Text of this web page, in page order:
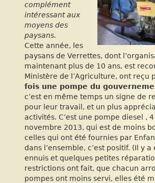
complément
intéressant aux
moyens des
paysans.
Cette année, les
paysans de Verrettes, dont
maintenant plus de 10 ans, est
Ministère de l’Agriculture, ont reçu
fois une pompe du
c’est en même temps un signe de
pour leur travail, et un plus
activités. C’est une pompe diesel ,
novembre 2013, qui est de moins
celles qui ont été fournies par
dans l’ensemble, c’est positif. (Il y
ennuis et quelques petites
restrictions ont fait, que chacun
pompes ont moins servi, elles été